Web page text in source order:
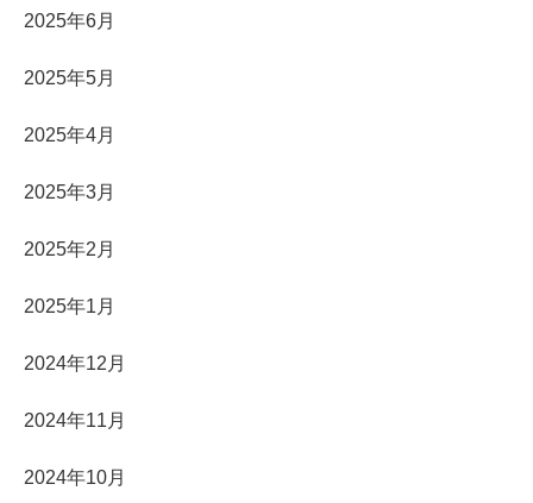
2025年6月
2025年5月
2025年4月
2025年3月
2025年2月
2025年1月
2024年12月
2024年11月
2024年10月